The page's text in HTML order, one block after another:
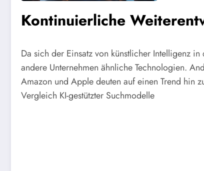
Kontinuierliche
Da sich der Einsatz von künstlicher Intelligenz
andere Unternehmen ähnliche Technologien.
Amazon und Apple deuten auf einen Trend hin
Vergleich KI-gestützter Suchmodelle